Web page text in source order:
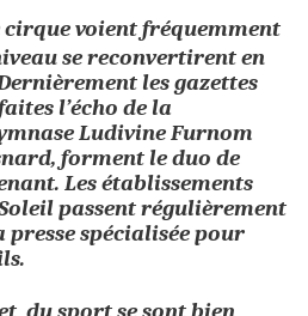
cirque voient fréquemment
se reconvertirent en
les gazettes
l’écho de la
Ludivine Furnom
forment le duo de
Les établissements
passent régulièrement
presse spécialisée pour